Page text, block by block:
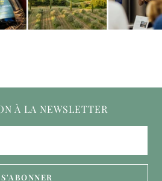
À LA NEWSLETTER
S'ABONNER